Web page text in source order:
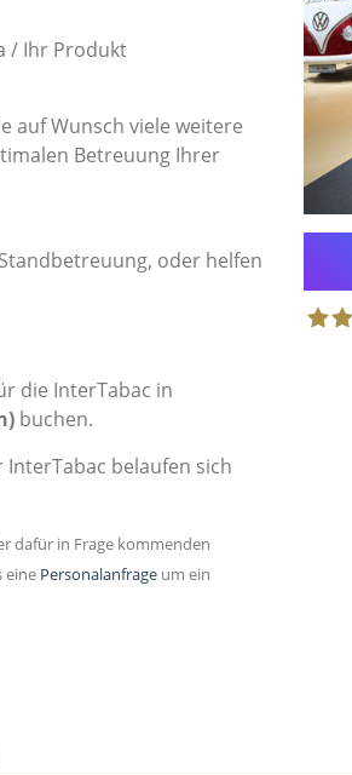
/ Ihr Produkt
auf Wunsch viele weitere
Betreuung Ihrer
oder helfen
die InterTabac in
buchen.
InterTabac belaufen sich
dafür in Frage kommenden
eine Personalanfrage um ein